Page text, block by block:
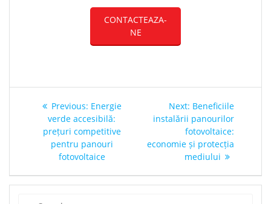
CONTACTEAZA-
NE
Post
navigation
Previous: Previous
post:
Energie
verde accesibilă:
prețuri competitive
pentru panouri
fotovoltaice
Next: Next
post:
Beneficiile
instalării panourilor
fotovoltaice:
economie și protecția
mediului